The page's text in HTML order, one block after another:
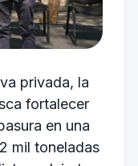
privada, la
fortalecer
en una
mil toneladas